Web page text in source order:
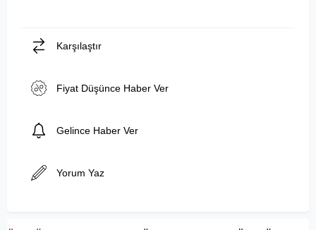
Karşılaştır
Fiyat Düşünce Haber Ver
Gelince Haber Ver
Yorum Yaz